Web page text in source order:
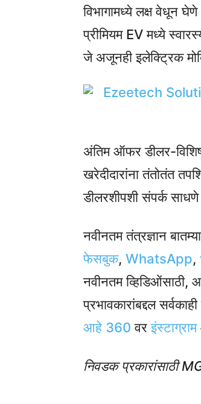
विभागामध्ये लक्ष वेधून
प्रीमियम EV मध्ये
जे अजूनही इलेक्ट्रिक
अंतिम ऑफर डीलर-
खरेदीदारांना तंतोतंत
डीलरशीपशी संपर्क
नवीनतम तंत्रज्ञान
फेसबुक, WhatsApp,
नवीनतम व्हिडिओंसाठी,
प्रभावकारांबद्दल
आहे 360 वरइंस्टाग्राम
निवडक प्रकारांसाठी